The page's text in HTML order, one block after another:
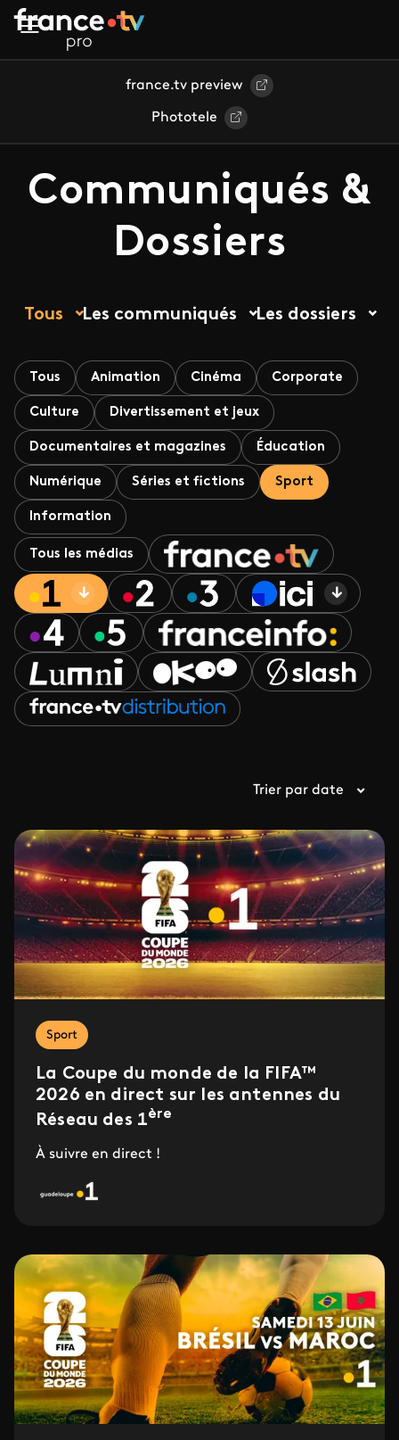
Aller au contenu principal
france.tv preview
Phototele
Communiqués &
Dossiers
Tous Les communiqués Les dossiers
Tous Animation Cinéma Corporate
Culture Divertissement et jeux
Documentaires et magazines Éducation
Numérique Séries et fictions Sport
Information
Tous les médias
Trier par date
Sport
La Coupe du monde de la FIFA™
2026 en direct sur les antennes du
Réseau des 1ère
À suivre en direct !